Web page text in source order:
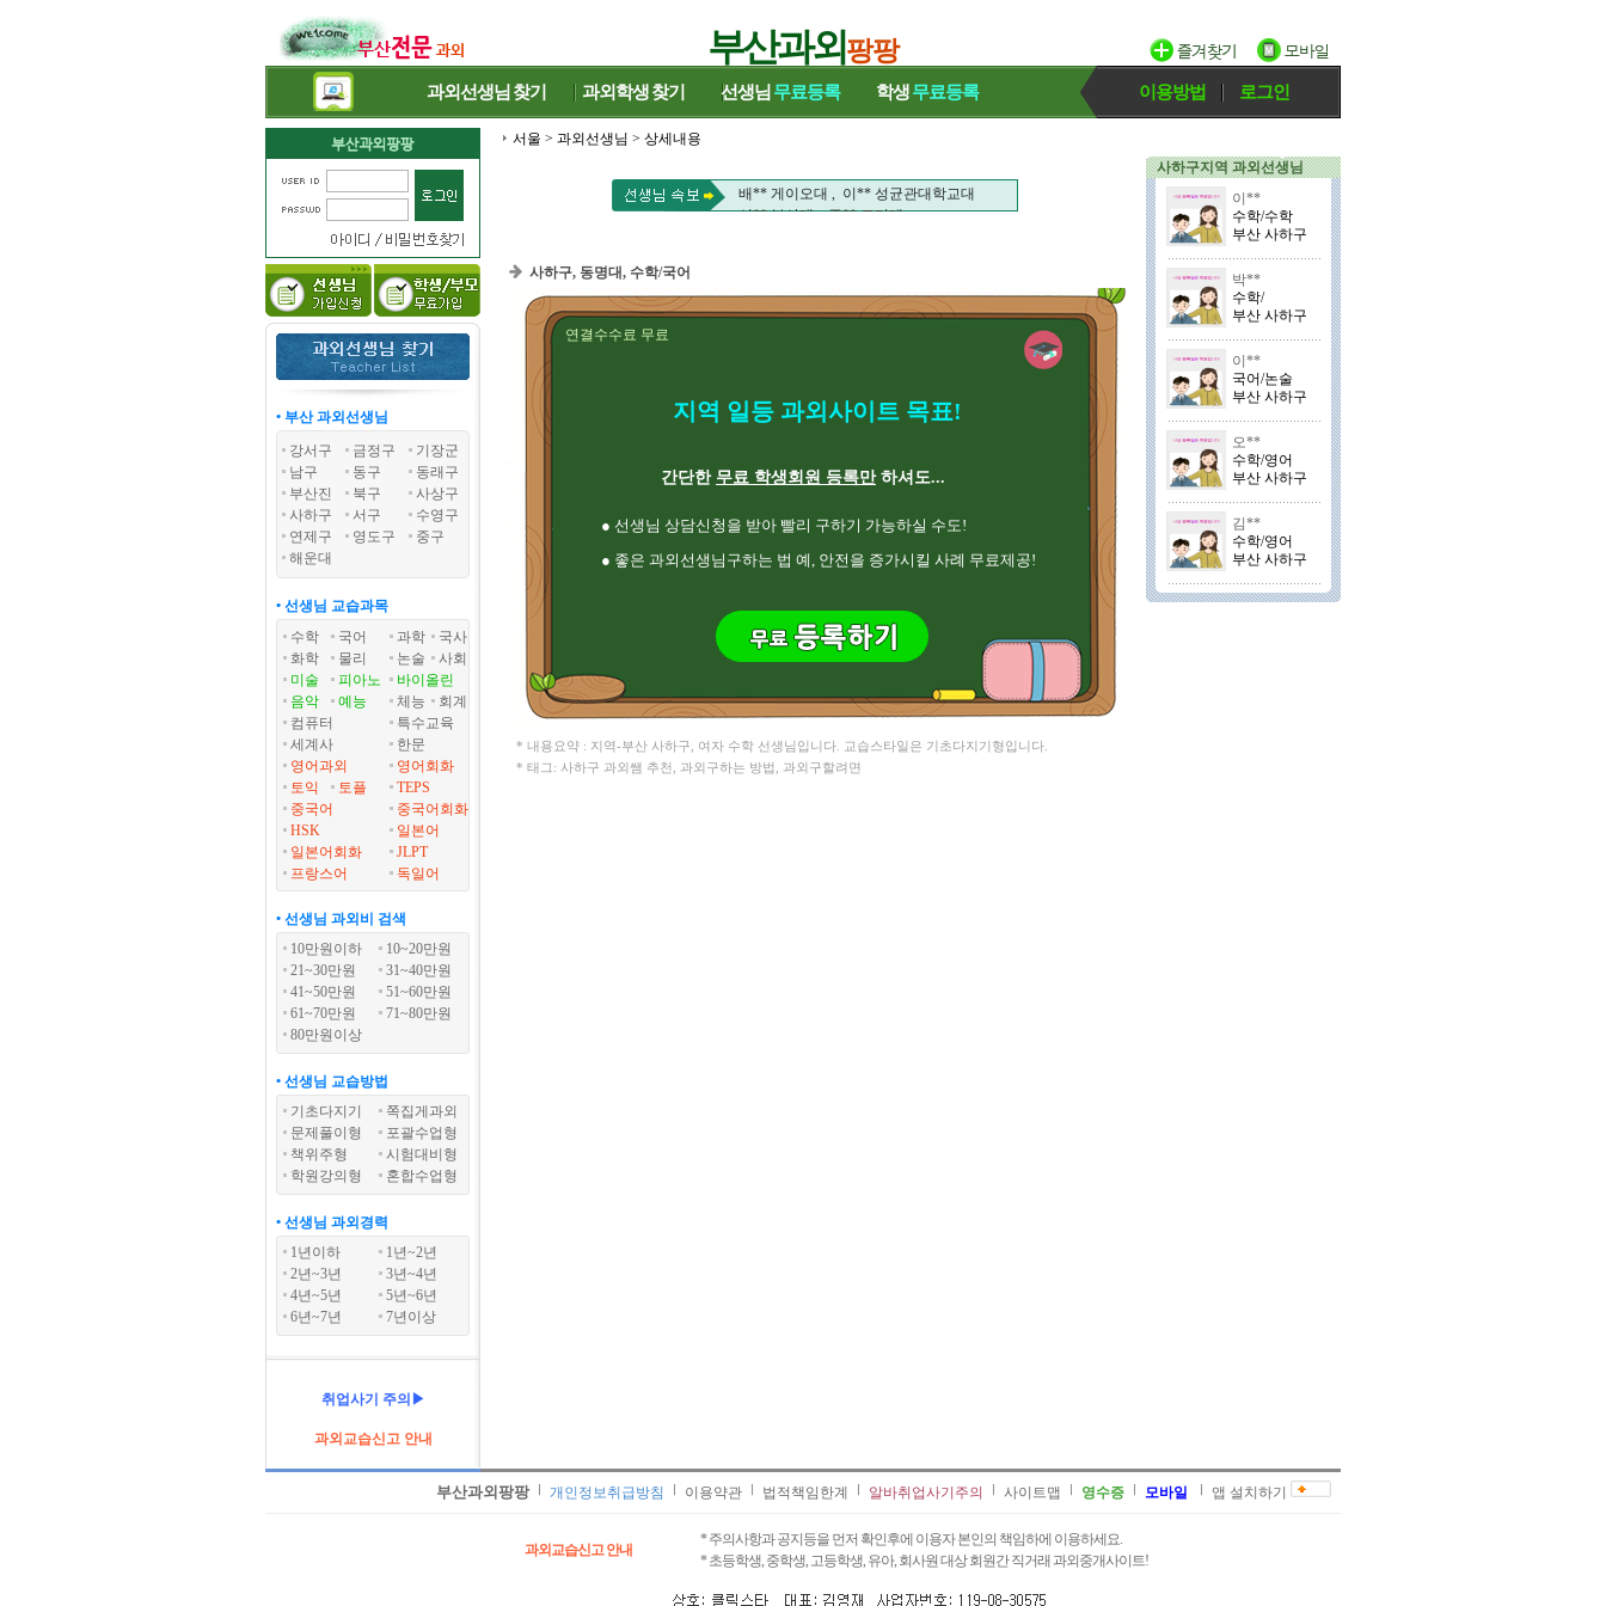
부산과외팡팡
과외선생님 찾기 과외학생찾기 선생님 무료등록 학생무료등록 이용방법 로그인
• 부산 과외선생님
강서구
금정구
기장군
남구
동구
동래구
부산진
북구
사상구
사하구
서구
수영구
연제구
영도구
중구
해운대
• 선생님 교습과목
수학
국어 과학
국사
화학
물리 논술
사회
미술
피아노
바이올린
음악
예능 체능
회계
컴퓨터
특수교육
세계사
한문
영어과외
영어회화
토익
토플
TEPS
중국어
중국어회화
HSK
일본어
일본어회화
JLPT
프랑스어
독일어
• 선생님 과외비 검색
10만원이하
10~20만원
21~30만원
31~40만원
41~50만원
51~60만원
61~70만원
71~80만원
80만원이상
• 선생님 교습방법
기초다지기
쪽집게과외
문제풀이형
포괄수업형
책위주형
시험대비형
학원강의형
혼합수업형
• 선생님 과외경력
1년이하
1년~2년
2년~3년
3년~4년
4년~5년
5년~6년
6년~7년
7년이상
취업사기 주의▶
과외교습신고 안내
서울 > 과외선생님 > 상세내용
배** 게이오대 , 이** 성균관대학교대
신** 부산대 , 주** 고려대
사하구, 동명대, 수학/국어
연결수수료 무료
지역 일등 과외사이트 목표!
간단한 무료 학생회원 등록만하셔도...
● 선생님 상담신청을 받아 빨리 구하기 가능하실 수도!
● 좋은 과외선생님구하는 법 예, 안전을 증가시킬 사례 무료제공!
* 내용요약 : 지역-부산 사하구, 여자 수학 선생님입니다. 교습스타일은 기초다지기형입니다.
* 태그: 사하구 과외쌤 추천, 과외구하는 방법, 과외구할려면
사하구지역 과외선생님
이**
수학/수학
부산 사하구
박**
수학/
부산 사하구
이**
국어/논술
부산 사하구
오**
수학/영어
부산 사하구
김**
수학/영어
부산 사하구
부산과외팡팡 개인정보취급방침 이용약관 법적책임한계 알바취업사기주의 사이트맵 영수증 모바일 앱 설치하기
과외교습신고 안내
* 주의사항과 공지등을 먼저 확인후에 이용자 본인의 책임하에 이용하세요.
* 초등학생, 중학생, 고등학생, 유아, 회사원 대상 회원간 직거래 과외중개사이트!